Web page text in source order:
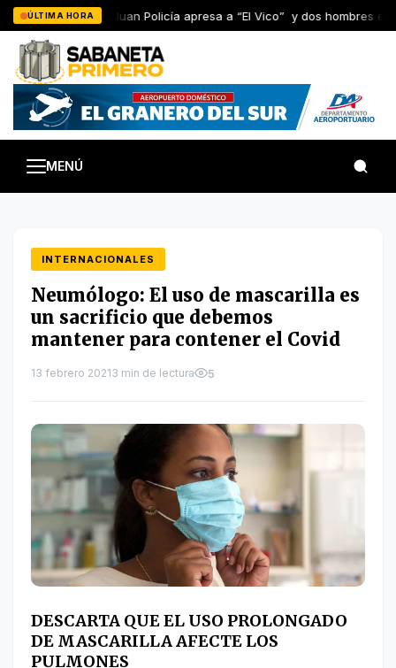
Saltar
al
contenido
ÚLTIMA HORAEn San Juan Policía apresa a “El Vico” y dos hombres en
MENÚ
INTERNACIONALES
Neumólogo: El uso de mascarilla es
un sacrificio que debemos
mantener para contener el Covid
13 febrero 20213 min de lectura 5
DESCARTA QUE EL USO PROLONGADO
DE MASCARILLA AFECTE LOS
PULMONES